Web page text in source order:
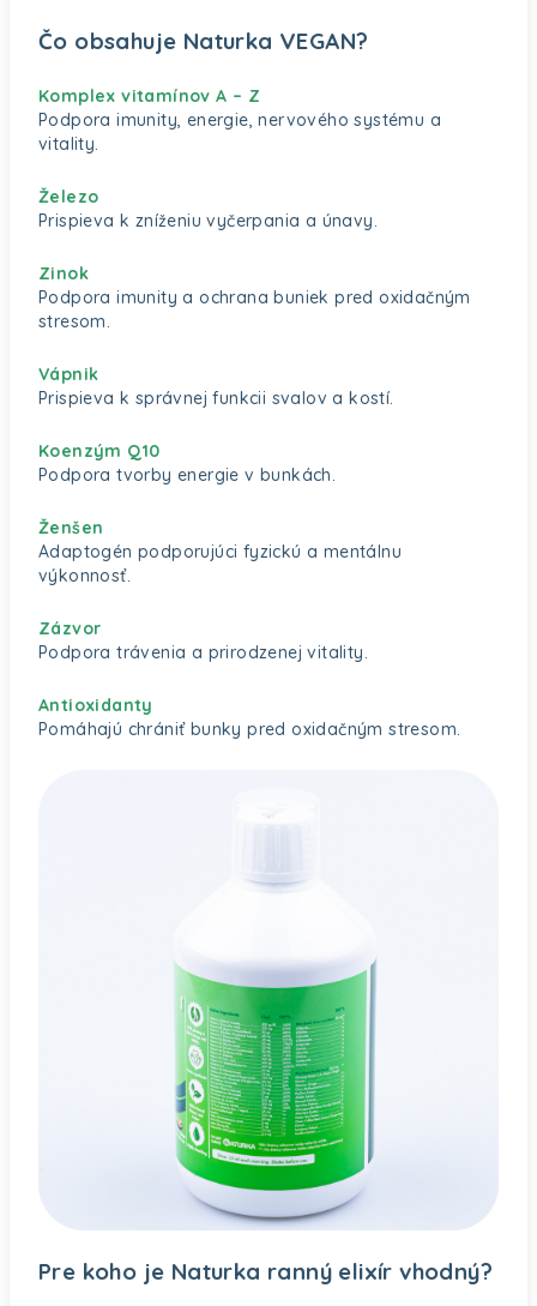
Čo obsahuje Naturka VEGAN?
Komplex vitamínov A – Z
Podpora imunity, energie, nervového systému a
vitality.
Železo
Prispieva k zníženiu vyčerpania a únavy.
Zinok
Podpora imunity a ochrana buniek pred oxidačným
stresom.
Vápnik
Prispieva k správnej funkcii svalov a kostí.
Koenzým Q10
Podpora tvorby energie v bunkách.
Ženšen
Adaptogén podporujúci fyzickú a mentálnu
výkonnosť.
Zázvor
Podpora trávenia a prirodzenej vitality.
Antioxidanty
Pomáhajú chrániť bunky pred oxidačným stresom.
Pre koho je Naturka ranný elixír vhodný?